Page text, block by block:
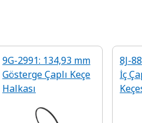
9G-2991: 134,93 mm
Gösterge Çaplı Keçe
Halkası
8J-
İç